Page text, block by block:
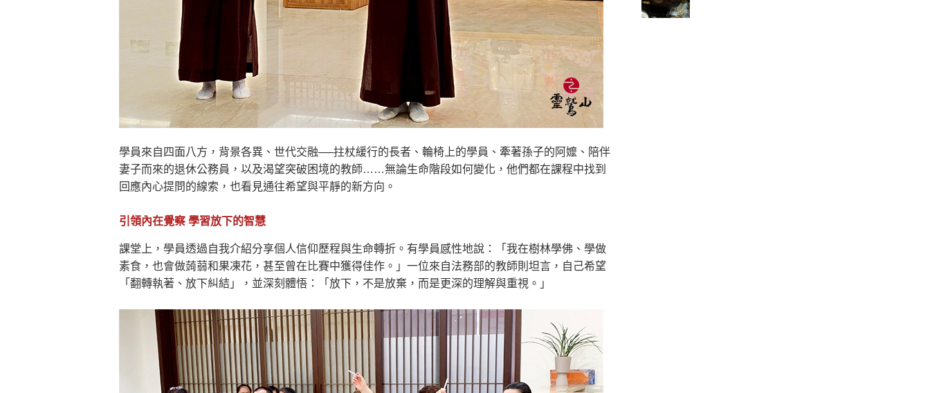
學員來自四面八方，背景各異、世代交融──拄杖緩行的長者、輪椅上的學員、牽著孫子的阿嬤、陪伴
妻子而來的退休公務員，以及渴望突破困境的教師……無論生命階段如何變化，他們都在課程中找到
回應內心提問的線索，也看見通往希望與平靜的新方向。
引領內在覺察 學習放下的智慧
課堂上，學員透過自我介紹分享個人信仰歷程與生命轉折。有學員感性地說：「我在樹林學佛、學做
素食，也會做蒟蒻和果凍花，甚至曾在比賽中獲得佳作。」一位來自法務部的教師則坦言，自己希望
「翻轉執著、放下糾結」，並深刻體悟：「放下，不是放棄，而是更深的理解與重視。」